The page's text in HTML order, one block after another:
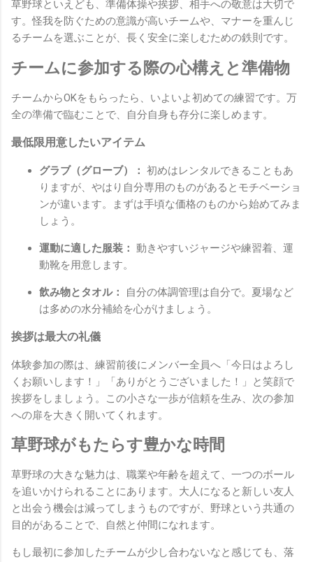
草野球といえども、準備体操や挨拶、相手への敬意は大切で
す。怪我を防ぐための意識が高いチームや、マナーを重んじ
るチームを選ぶことが、長く安全に楽しむための鉄則です。
チームに参加する際の心構えと準備物
チームからOKをもらったら、いよいよ初めての練習です。万
全の準備で臨むことで、自分自身も存分に楽しめます。
最低限用意したいアイテム
グラブ（グローブ）： 初めはレンタルできることもあ
りますが、やはり自分専用のものがあるとモチベーショ
ンが違います。まずは手頃な価格のものから始めてみま
しょう。
運動に適した服装： 動きやすいジャージや練習着、運
動靴を用意します。
飲み物とタオル：
自分の体調管理は自分で。夏場など
は多めの水分補給を心がけましょう。
挨拶は最大の礼儀
体験参加の際は、練習前後にメンバー全員へ「今日はよろし
くお願いします！」「ありがとうございました！」と笑顔で
挨拶をしましょう。この小さな一歩が信頼を生み、次の参加
への扉を大きく開いてくれます。
草野球がもたらす豊かな時間
草野球の大きな魅力は、職業や年齢を超えて、一つのボール
を追いかけられることにあります。大人になると新しい友人
と出会う機会は減ってしまうものですが、野球という共通の
目的があることで、自然と仲間になれます。
もし最初に参加したチームが少し合わないなと感じても、落